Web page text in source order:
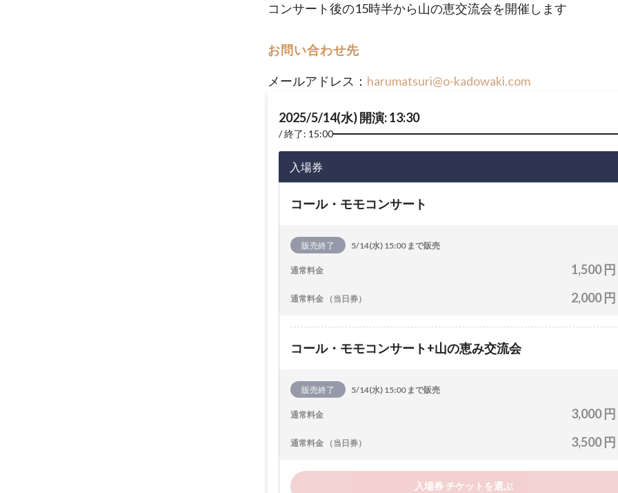
コンサート後の15時半から山の恵交流会を開催します
お問い合わせ先
メールアドレス： harumatsuri@o-kadowaki.com
2025/5/14(水) 開演: 13:30
終了: 15:00
入場券
コール・モモコンサート
販売終了 5/14(水) 15:00 まで販売
通常料金 1,500 円
通常料金 （当日券） 2,000 円
コール・モモコンサート+山の恵み交流会
販売終了 5/14(水) 15:00 まで販売
通常料金 3,000 円
通常料金 （当日券） 3,500 円
入場券 チケットを選ぶ